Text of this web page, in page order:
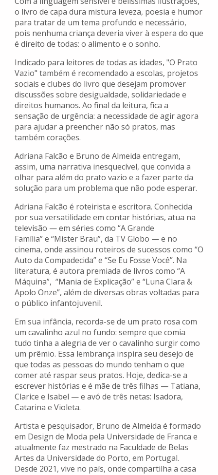
o livro de capa dura mistura leveza, poesia e humor
para tratar de um tema profundo e necessário,
pois nenhuma criança deveria viver à espera do que
é direito de todas: o alimento e o sonho.
Indicado para leitores de todas as idades, "O Prato
Vazio" também é recomendado a escolas, projetos
sociais e clubes do livro que desejam promover
discussões sobre desigualdade, solidariedade e
direitos humanos. Ao final da leitura, fica a
sensação de urgência: a necessidade de agir agora
para ajudar a preencher não só pratos, mas
também corações.
Adriana Falcão e Bruno de Almeida entregam,
assim, uma narrativa inesquecível, que convida a
olhar para além do prato vazio e a fazer parte da
solução para um problema que não pode esperar.
Adriana Falcão é roteirista e escritora. Conhecida
por sua versatilidade em contar histórias, atua na
televisão — em séries como “A Grande
Família” e “Mister Brau”, da TV Globo — e no
cinema, onde assinou roteiros de sucessos como “O
Auto da Compadecida” e “Se Eu Fosse Você”. Na
literatura, é autora premiada de livros como “A
Máquina”, “Mania de Explicação” e “Luna Clara &
Apolo Onze”, além de diversas obras voltadas para
o público infantojuvenil.
Em sua infância, recorda-se de um prato rosa com
um cavalinho azul no fundo: sempre que comia
tudo tinha a alegria de ver o cavalinho surgir como
um prêmio. Essa lembrança inspira seu desejo de
que todas as pessoas do mundo tenham o que
comer até raspar seus pratos. Hoje, dedica-se a
escrever histórias e é mãe de três filhas — Tatiana,
Clarice e Isabel — e avó de três netas: Isadora,
Catarina e Violeta.
Artista e pesquisador, Bruno de Almeida é formado
em Design de Moda pela Universidade de Franca e
atualmente faz mestrado na Faculdade de Belas
Artes da Universidade do Porto, em Portugal.
Desde 2021, vive no país, onde compartilha a casa